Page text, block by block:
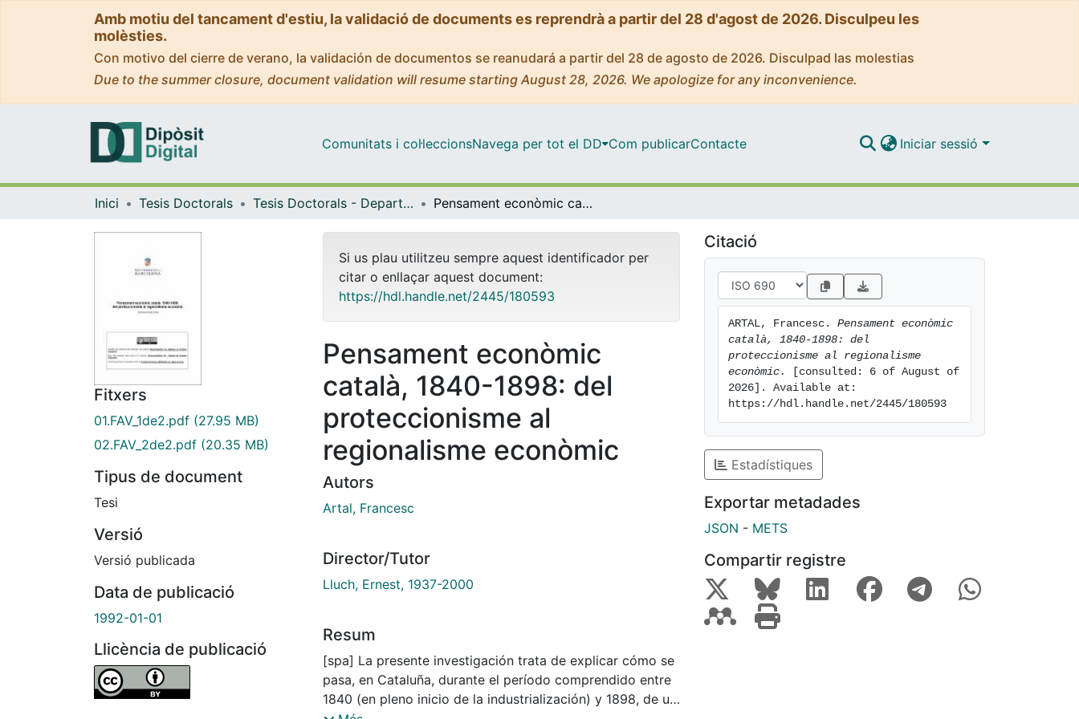
Amb motiu del tancament d'estiu, la validació de documents es reprendrà a partir del 28 d'agost de 2026. Disculpeu les
molèsties.
Con motivo del cierre de verano, la validación de documentos se reanudará a partir del 28 de agosto de 2026. Disculpad las molestias
Due to the summer closure, document validation will resume starting August 28, 2026. We apologize for any inconvenience.
Comunitats i col·leccionsNavega per tot el DD Com publicarContacte Iniciar sessió
Inici Tesis Doctorals Tesis Doctorals - Departament - Història i Institucions Econòmiques Pensament econòmic català, 1840-1898: del proteccionisme al regionalisme econòmic
Fitxers
01.FAV_1de2.pdf (27.95 MB)
02.FAV_2de2.pdf (20.35 MB)
Tipus de document
Tesi
Versió
Versió publicada
Data de publicació
1992-01-01
Llicència de publicació
Si us plau utilitzeu sempre aquest identificador per
citar o enllaçar aquest document:
https://hdl.handle.net/2445/180593
Pensament econòmic
català, 1840-1898: del
proteccionisme al
regionalisme econòmic
Autors
Artal, Francesc
Director/Tutor
Lluch, Ernest, 1937-2000
Resum
[spa] La presente investigación trata de explicar cómo se
pasa, en Cataluña, durante el período comprendido entre
1840 (en pleno inicio de la industrialización) y 1898, de un
Citació
ARTAL, Francesc. Pensament econòmic
català, 1840-1898: del
proteccionisme al regionalisme
econòmic.
[consulted: 6 of August of
2026]. Available at:
https://hdl.handle.net/2445/180593
Estadístiques
Exportar metadades
JSON - METS
Compartir registre